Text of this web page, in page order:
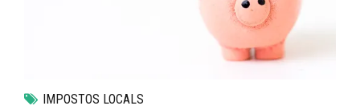
IMPOSTOS LOCALS